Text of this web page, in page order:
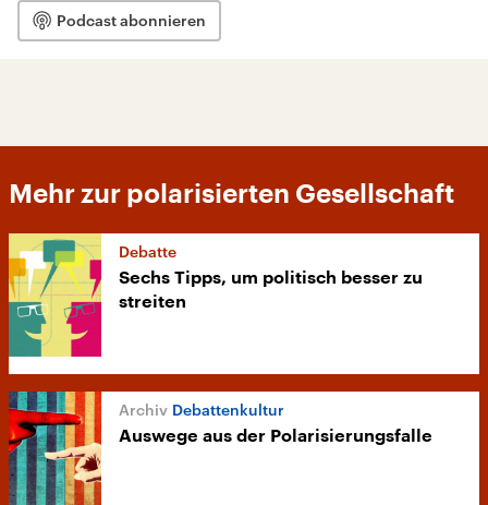
Podcast abonnieren
Mehr zur polarisierten Gesellschaft
Debatte
Sechs Tipps, um politisch besser zu
streiten
Debattenkultur
Auswege aus der Polarisierungsfalle